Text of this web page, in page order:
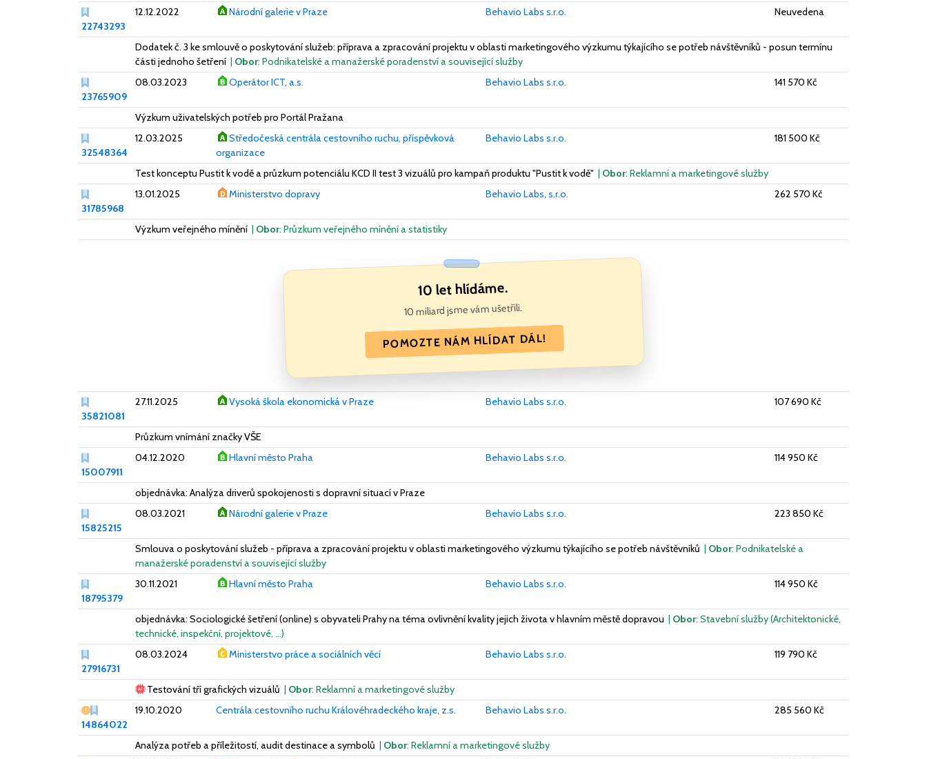
22743293
12.12.2022 Národní galerie v Praze Behavio Labs s.r.o. Neuvedena
Dodatek č. 3 ke smlouvě o poskytování služeb: příprava a zpracování projektu v oblasti marketingového výzkumu týkajícího se potřeb návštěvníků - posun termínu
části jednoho šetření | Obor: Podnikatelské a manažerské poradenství a související služby
23765909
08.03.2023 Operátor ICT, a.s. Behavio Labs s.r.o. 141 570 Kč
Výzkum uživatelských potřeb pro Portál Pražana
32548364
12.03.2025
Středočeská centrála cestovního ruchu, příspěvková
organizace
Behavio Labs s.r.o. 181 500 Kč
Test konceptu Pustit k vodě a průzkum potenciálu KCD II test 3 vizuálů pro kampaň produktu "Pustit k vodě" | Obor: Reklamní a marketingové služby
31785968
13.01.2025 Ministerstvo dopravy Behavio Labs, s.r.o. 262 570 Kč
Výzkum veřejného mínění | Obor: Průzkum veřejného mínění a statistiky
10 let hlídáme.
10 miliard jsme vám ušetřili.
POMOZTE NÁM HLÍDAT DÁL!
35821081
27.11.2025 Vysoká škola ekonomická v Praze Behavio Labs s.r.o. 107 690 Kč
Průzkum vnímání značky VŠE
15007911
04.12.2020 Hlavní město Praha Behavio Labs s.r.o. 114 950 Kč
objednávka: Analýza driverů spokojenosti s dopravní situací v Praze
15825215
08.03.2021 Národní galerie v Praze Behavio Labs s.r.o. 223 850 Kč
Smlouva o poskytování služeb - příprava a zpracování projektu v oblasti marketingového výzkumu týkajícího se potřeb návštěvníků | Obor: Podnikatelské a
manažerské poradenství a související služby
18795379
30.11.2021 Hlavní město Praha Behavio Labs s.r.o. 114 950 Kč
objednávka: Sociologické šetření (online) s obyvateli Prahy na téma ovlivnění kvality jejich života v hlavním městě dopravou | Obor: Stavební služby (Architektonické,
technické, inspekční, projektové, …)
27916731
08.03.2024 Ministerstvo práce a sociálních věcí Behavio Labs s.r.o. 119 790 Kč
Testování tří grafických vizuálů | Obor: Reklamní a marketingové služby
Vážný nedostatek
14864022
19.10.2020 Centrála cestovního ruchu Královéhradeckého kraje, z.s. Behavio Labs s.r.o. 285 560 Kč
Analýza potřeb a příležitostí, audit destinace a symbolů | Obor: Reklamní a marketingové služby